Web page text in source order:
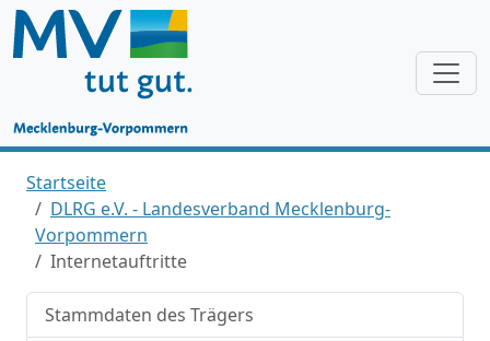
Startseite
DLRG e.V. - Landesverband Mecklenburg-
Vorpommern
Internetauftritte
Stammdaten des Trägers